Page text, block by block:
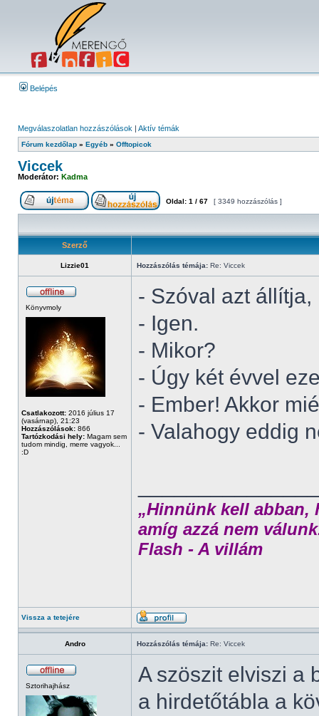
Belépés
Megválaszolatlan hozzászólások | Aktív témák
Fórum kezdőlap » Egyéb » Offtopicok
Viccek
Moderátor: Kadma
Oldal: 1 / 67 [ 3349 hozzászólás ]
Szerző
Lizzie01 Hozzászólás témája: Re: Viccek
Könyvmoly
Csatlakozott: 2016 július 17
(vasárnap), 21:23
Hozzászólások: 866
Tartózkodási hely: Magam sem
tudom mindig, merre vagyok...
:D
- Szóval azt
- Igen.
- Mikor?
- Úgy két évvel
- Ember! Akkor
- Valahogy eddig
„Hinnünk kell abban,
amíg azzá nem
Flash - A villám
Vissza a tetejére
Andro Hozzászólás témája: Re: Viccek
Sztorihajhász
A szöszit elviszi a
a hirdetőtábla a